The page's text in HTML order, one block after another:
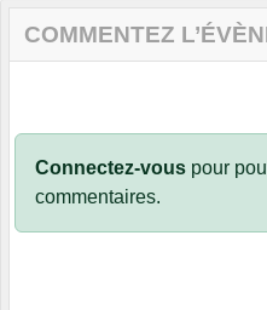
COMMENTEZ
Connectez-vous pour
commentaires.